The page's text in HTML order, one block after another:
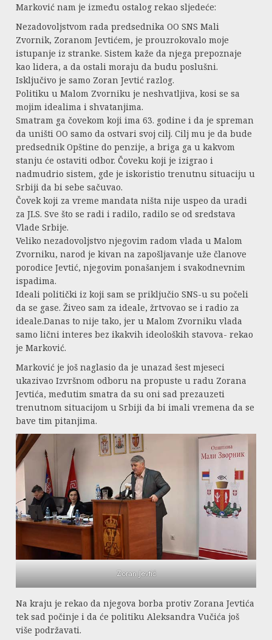
Marković nam je između ostalog rekao sljedeće:
Nezadovoljstvom rada predsednika OO SNS Mali
Zvornik, Zoranom Jevtićem, je prouzrokovalo moje
istupanje iz stranke. Sistem kaže da njega prepoznaje
kao lidera, a da ostali moraju da budu poslušni.
Isključivo je samo Zoran Jevtić razlog.
Politiku u Malom Zvorniku je neshvatljiva, kosi se sa
mojim idealima i shvatanjima.
Smatram ga čovekom koji ima 63. godine i da je spreman
da uništi OO samo da ostvari svoj cilj. Cilj mu je da bude
predsednik Opštine do penzije, a briga ga u kakvom
stanju će ostaviti odbor. Čoveku koji je izigrao i
nadmudrio sistem, gde je iskoristio trenutnu situaciju u
Srbiji da bi sebe sačuvao.
Čovek koji za vreme mandata ništa nije uspeo da uradi
za JLS. Sve što se radi i radilo, radilo se od sredstava
Vlade Srbije.
Veliko nezadovoljstvo njegovim radom vlada u Malom
Zvorniku, narod je kivan na zapošljavanje uže članove
porodice Jevtić, njegovim ponašanjem i svakodnevnim
ispadima.
Ideali politički iz koji sam se priključio SNS-u su počeli
da se gase. Živeo sam za ideale, žrtvovao se i radio za
ideale.Danas to nije tako, jer u Malom Zvorniku vlada
samo lični interes bez ikakvih ideoloških stavova- rekao
je Marković.
Marković je još naglasio da je unazad šest mjeseci
ukazivao Izvršnom odboru na propuste u radu Zorana
Jevtića, međutim smatra da su oni sad prezauzeti
trenutnom situacijom u Srbiji da bi imali vremena da se
bave tim pitanjima.
Zoran Jevtić
Na kraju je rekao da njegova borba protiv Zorana Jevtića
tek sad počinje i da će politiku Aleksandra Vučića još
više podržavati.